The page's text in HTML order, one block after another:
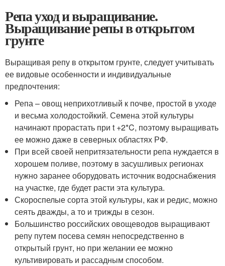
Репа уход и выращивание.
Выращивание репы в открытом
грунте
Выращивая репу в открытом грунте, следует учитывать
ее видовые особенности и индивидуальные
предпочтения:
Репа – овощ неприхотливый к почве, простой в уходе
и весьма холодостойкий. Семена этой культуры
начинают прорастать при t +2*C, поэтому выращивать
ее можно даже в северных областях РФ.
При всей своей непритязательности репа нуждается в
хорошем поливе, поэтому в засушливых регионах
нужно заранее оборудовать источник водоснабжения
на участке, где будет расти эта культура.
Скороспелые сорта этой культуры, как и редис, можно
сеять дважды, а то и трижды в сезон.
Большинство российских овощеводов выращивают
репу путем посева семян непосредственно в
открытый грунт, но при желании ее можно
культивировать и рассадным способом.